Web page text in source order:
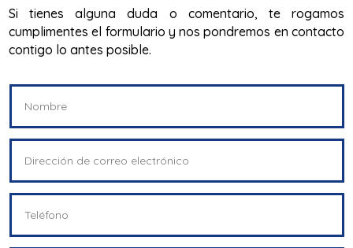
Si tienes alguna duda o comentario, te rogamos
cumplimentes el formulario y nos pondremos en contacto
contigo lo antes posible.